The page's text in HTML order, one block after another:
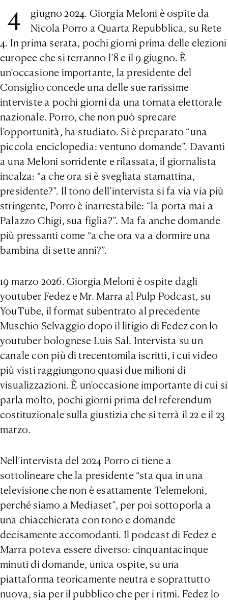
4
giugno 2024. Giorgia Meloni è ospite da
Nicola Porro a Quarta Repubblica, su Rete
4. In prima serata, pochi giorni prima delle elezioni
europee che si terranno l’8 e il 9 giugno. È
un’occasione importante, la presidente del
Consiglio concede una delle sue rarissime
interviste a pochi giorni da una tornata elettorale
nazionale. Porro, che non può sprecare
l’opportunità, ha studiato. Si è preparato “una
piccola enciclopedia: ventuno domande”. Davanti
a una Meloni sorridente e rilassata, il giornalista
incalza: “a che ora si è svegliata stamattina,
presidente?”. Il tono dell’intervista si fa via via più
stringente, Porro è inarrestabile: “la porta mai a
Palazzo Chigi, sua figlia?”. Ma fa anche domande
più pressanti come “a che ora va a dormire una
bambina di sette anni?”.
19 marzo 2026. Giorgia Meloni è ospite dagli
youtuber Fedez e Mr. Marra al Pulp Podcast, su
YouTube, il format subentrato al precedente
Muschio Selvaggio dopo il litigio di Fedez con lo
youtuber bolognese Luis Sal. Intervista su un
canale con più di trecentomila iscritti, i cui video
più visti raggiungono quasi due milioni di
visualizzazioni. È un’occasione importante di cui si
parla molto, pochi giorni prima del referendum
costituzionale sulla giustizia che si terrà il 22 e il 23
marzo.
Nell’intervista del 2024 Porro ci tiene a
sottolineare che la presidente “sta qua in una
televisione che non è esattamente Telemeloni,
perché siamo a Mediaset”, per poi sottoporla a
una chiacchierata con tono e domande
decisamente accomodanti. Il podcast di Fedez e
Marra poteva essere diverso: cinquantacinque
minuti di domande, unica ospite, su una
piattaforma teoricamente neutra e soprattutto
nuova, sia per il pubblico che per i ritmi. Fedez lo